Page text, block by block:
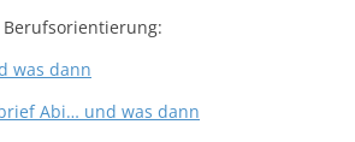
was dann
Abi… und was dann